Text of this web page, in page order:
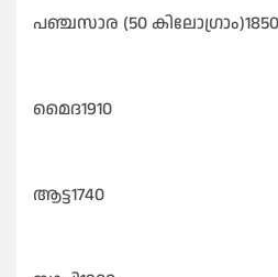
പഞ്ചസാര (50 കിലോഗ്രാം)1850
മൈദ1910
ആട്ട1740